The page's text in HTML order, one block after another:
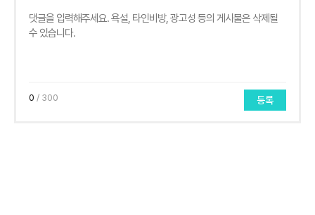
0 / 300 등록